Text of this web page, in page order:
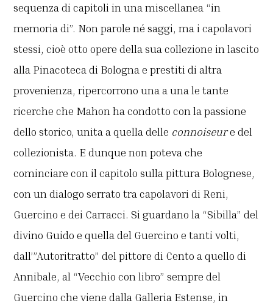
sequenza di capitoli in una miscellanea “in
memoria di”. Non parole né saggi, ma i capolavori
stessi, cioè otto opere della sua collezione in lascito
alla Pinacoteca di Bologna e prestiti di altra
provenienza, ripercorrono una a una le tante
ricerche che Mahon ha condotto con la passione
dello storico, unita a quella delle connoiseure del
collezionista. E dunque non poteva che
cominciare con il capitolo sulla pittura Bolognese,
con un dialogo serrato tra capolavori di Reni,
Guercino e dei Carracci. Si guardano la “Sibilla” del
divino Guido e quella del Guercino e tanti volti,
dall’”Autoritratto” del pittore di Cento a quello di
Annibale, al “Vecchio con libro” sempre del
Guercino che viene dalla Galleria Estense, in